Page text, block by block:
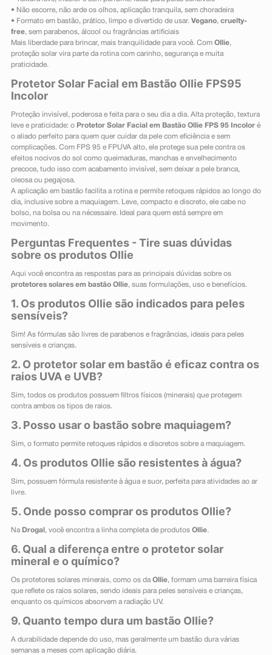
• Não escorre, não arde os olhos, aplicação tranquila, sem choradeira
• Formato em bastão, prático, limpo e divertido de usar. Vegano, cruelty-
free, sem parabenos, álcool ou fragrâncias artificiais
Mais liberdade para brincar, mais tranquilidade para você. Com Ollie,
proteção solar vira parte da rotina com carinho, segurança e muita
praticidade.
Protetor Solar Facial em Bastão Ollie FPS95
Incolor
Proteção invisível, poderosa e feita para o seu dia a dia. Alta proteção, textura
leve e praticidade: o Protetor Solar Facial em Bastão Ollie FPS 95 Incoloré
o aliado perfeito para quem quer cuidar da pele com eficiência e sem
complicações. Com FPS 95 e FPUVA alto, ele protege sua pele contra os
efeitos nocivos do sol como queimaduras, manchas e envelhecimento
precoce, tudo isso com acabamento invisível, sem deixar a pele branca,
oleosa ou pegajosa.
A aplicação em bastão facilita a rotina e permite retoques rápidos ao longo do
dia, inclusive sobre a maquiagem. Leve, compacto e discreto, ele cabe no
bolso, na bolsa ou na nécessaire. Ideal para quem está sempre em
movimento.
Perguntas Frequentes - Tire suas dúvidas
sobre os produtos Ollie
Aqui você encontra as respostas para as principais dúvidas sobre os
protetores solares em bastão Ollie, suas formulações, uso e benefícios.
1. Os produtos Ollie são indicados para peles
sensíveis?
Sim! As fórmulas são livres de parabenos e fragrâncias, ideais para peles
sensíveis e crianças.
2. O protetor solar em bastão é eficaz contra os
raios UVA e UVB?
Sim, todos os produtos possuem filtros físicos (minerais) que protegem
contra ambos os tipos de raios.
3. Posso usar o bastão sobre maquiagem?
Sim, o formato permite retoques rápidos e discretos sobre a maquiagem.
4. Os produtos Ollie são resistentes à água?
Sim, possuem fórmula resistente à água e suor, perfeita para atividades ao ar
livre.
5. Onde posso comprar os produtos Ollie?
Na Drogal , você encontra a linha completa de produtos Ollie.
6. Qual a diferença entre o protetor solar
mineral e o químico?
Os protetores solares minerais, como os da Ollie, formam uma barreira física
que reflete os raios solares, sendo ideais para peles sensíveis e crianças,
enquanto os químicos absorvem a radiação UV.
9. Quanto tempo dura um bastão Ollie?
A durabilidade depende do uso, mas geralmente um bastão dura várias
semanas a meses com aplicação diária.